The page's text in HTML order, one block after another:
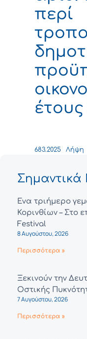
περί
έτους
683.2025 Λήψη
Σημαντικά
Ένα τριήμερο
Κορινθίων – Στο
Festival
8 Αυγούστου, 2026
Περισσότερα »
Ξεκινούν την
Οστικής
7 Αυγούστου, 2026
Περισσότερα »